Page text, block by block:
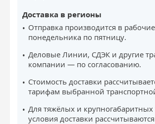
Доставка в регионы
Отправка производится в
понедельника по пятницу.
Деловые Линии, СДЭК и другие
компании — по согласованию.
Стоимость доставки
тарифам выбранной
Для тяжёлых и крупногабаритных
условия доставки